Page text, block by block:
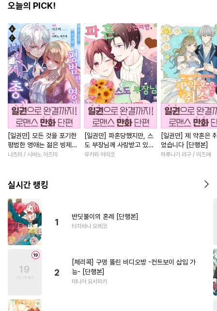
오늘의 PICK!
[일권만] 모든 것을 포기한
평범한 영애는 젊은 빙제의
총애를 받는다 [단행본]
나츠미 / 시바노 이즈미
[일권만] 파혼당했지만, 스
도 부장님께 사랑받고 있습
니다 [단행본]
유카와 아미코
[일권만] 제 약혼은
었습니다 [단행본]
하루나기 리구 / 미즈메
실시간 랭킹
1
반딧불이의 혼례 [단행본]
타치바나 오레코
2
[체리콕] 구멍 뚫린 비디오방 -컨트보이 삽입 가
능- [단행본]
테니야 요시와키